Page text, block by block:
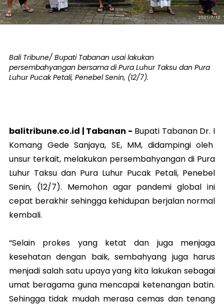
Bali Tribune/ Bupati Tabanan usai lakukan
persembahyangan bersama di Pura Luhur Taksu dan Pura
Luhur Pucak Petali, Penebel Senin, (12/7).
balitribune.co.id | Tabanan - Bupati Tabanan Dr. I
Komang Gede Sanjaya, SE, MM, didampingi oleh
unsur terkait, melakukan persembahyangan di Pura
Luhur Taksu dan Pura Luhur Pucak Petali, Penebel
Senin, (12/7). Memohon agar pandemi global ini
cepat berakhir sehingga kehidupan berjalan normal
kembali.
“Selain prokes yang ketat dan juga menjaga
kesehatan dengan baik, sembahyang juga harus
menjadi salah satu upaya yang kita lakukan sebagai
umat beragama guna mencapai ketenangan batin.
Sehingga tidak mudah merasa cemas dan tenang